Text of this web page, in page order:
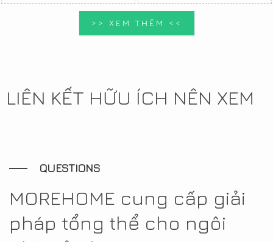
>> XEM THÊM <<
LIÊN KẾT HỮU ÍCH NÊN XEM
QUESTIONS
MOREHOME cung cấp giải
pháp tổng thể cho ngôi